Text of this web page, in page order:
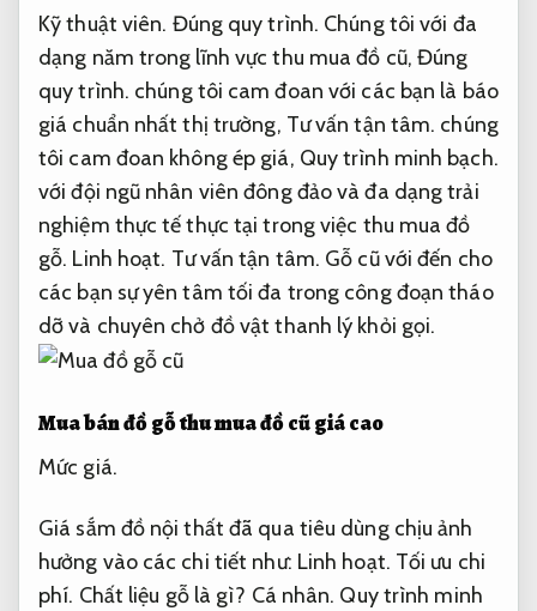
Kỹ thuật viên. Đúng quy trình. Chúng tôi với đa
dạng năm trong lĩnh vực thu mua đồ cũ, Đúng
quy trình. chúng tôi cam đoan với các bạn là báo
giá chuẩn nhất thị trường, Tư vấn tận tâm. chúng
tôi cam đoan không ép giá, Quy trình minh bạch.
với đội ngũ nhân viên đông đảo và đa dạng trải
nghiệm thực tế thực tại trong việc thu mua đồ
gỗ. Linh hoạt. Tư vấn tận tâm. Gỗ cũ với đến cho
các bạn sự yên tâm tối đa trong công đoạn tháo
dỡ và chuyên chở đồ vật thanh lý khỏi gọi.
Mua bán đồ gỗ thu mua đồ cũ giá cao
Mức giá.
Giá sắm đồ nội thất đã qua tiêu dùng chịu ảnh
hưởng vào các chi tiết như: Linh hoạt. Tối ưu chi
phí. Chất liệu gỗ là gì? Cá nhân. Quy trình minh